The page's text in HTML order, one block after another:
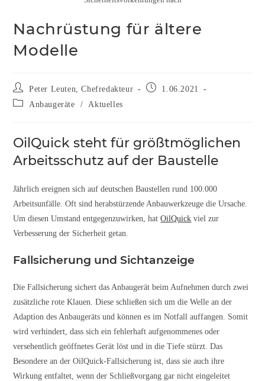
Nachrüstung für ältere
Modelle
Peter Leuten, Chefredakteur
1.06.2021
Anbaugeräte
/ Aktuelles
OilQuick steht für größtmöglichen
Arbeitsschutz auf der Baustelle
Jährlich ereignen sich auf deutschen Baustellen rund 100.000
Arbeitsunfälle. Oft sind herabstürzende Anbauwerkzeuge die Ursache.
Um diesen Umstand entgegenzuwirken, hatOilQuick viel zur
Verbesserung der Sicherheit getan.
Fallsicherung und Sichtanzeige
Die Fallsicherung sichert das Anbaugerät beim Aufnehmen durch zwei
zusätzliche rote Klauen. Diese schließen sich um die Welle an der
Adaption des Anbaugeräts und können es im Notfall auffangen. Somit
wird verhindert, dass sich ein fehlerhaft aufgenommenes oder
versehentlich geöffnetes Gerät löst und in die Tiefe stürzt. Das
Besondere an der OilQuick-Fallsicherung ist, dass sie auch ihre
Wirkung entfaltet, wenn der Schließvorgang gar nicht eingeleitet